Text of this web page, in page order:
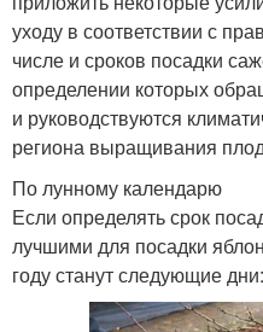
уходу в соответствии с
числе и сроков посадки
определении которых
и руководствуются
региона выращивания
По лунному календарю
Если определять срок
лучшими для посадки
году станут следующие дни: